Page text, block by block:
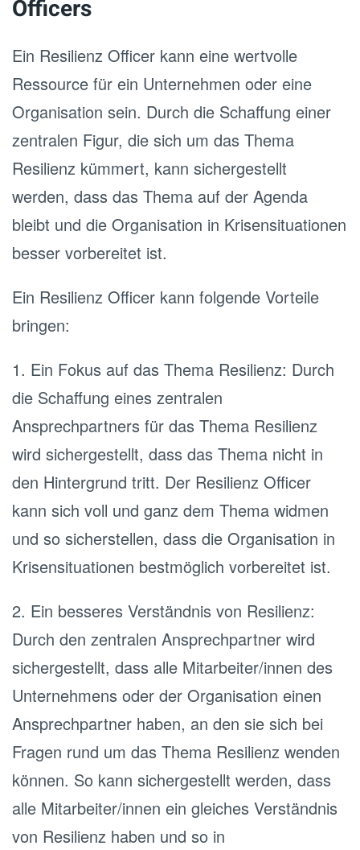
Officers
Ein Resilienz Officer kann eine wertvolle
Ressource für ein Unternehmen oder eine
Organisation sein. Durch die Schaffung einer
zentralen Figur, die sich um das Thema
Resilienz kümmert, kann sichergestellt
werden, dass das Thema auf der Agenda
bleibt und die Organisation in Krisensituationen
besser vorbereitet ist.
Ein Resilienz Officer kann folgende Vorteile
bringen:
1. Ein Fokus auf das Thema Resilienz: Durch
die Schaffung eines zentralen
Ansprechpartners für das Thema Resilienz
wird sichergestellt, dass das Thema nicht in
den Hintergrund tritt. Der Resilienz Officer
kann sich voll und ganz dem Thema widmen
und so sicherstellen, dass die Organisation in
Krisensituationen bestmöglich vorbereitet ist.
2. Ein besseres Verständnis von Resilienz:
Durch den zentralen Ansprechpartner wird
sichergestellt, dass alle Mitarbeiter/innen des
Unternehmens oder der Organisation einen
Ansprechpartner haben, an den sie sich bei
Fragen rund um das Thema Resilienz wenden
können. So kann sichergestellt werden, dass
alle Mitarbeiter/innen ein gleiches Verständnis
von Resilienz haben und so in